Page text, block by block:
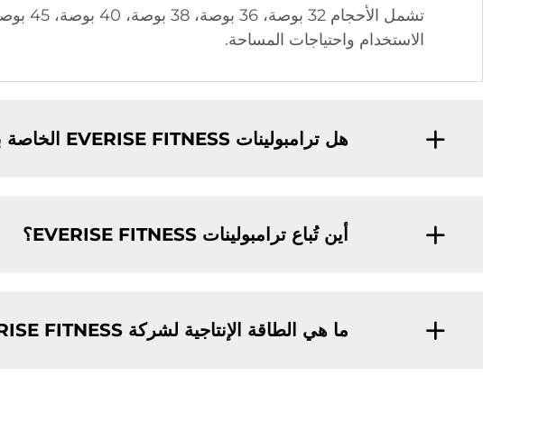
الاستخدام واحتياجات المساحة.
هل ترامبولينات EVERISE FITNESS الخاصة بالأطفال تحتوي على ميزات أمان؟
أين تُباع ترامبولينات EVERISE FITNESS؟
ما هي الطاقة الإنتاجية لشركة EVERISE FITNESS فيما يتعلق بصناعة الترامبولينات؟